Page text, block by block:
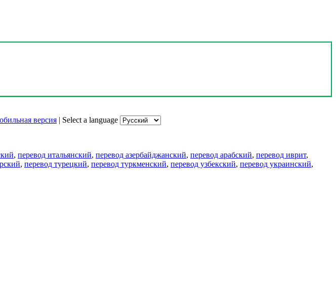
версия | Select a language
, перевод итальянский, перевод азербайджанский, перевод арабский, перевод иврит,
, перевод турецкий, перевод туркменский, перевод узбекский, перевод украинский,